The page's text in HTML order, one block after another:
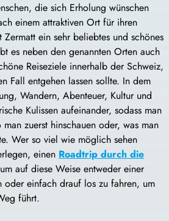
die sich Erholung wünschen
einem attraktiven Ort für ihren
ein sehr beliebtes und schönes
es neben den genannten Orten auch
Reiseziele innerhalb der Schweiz,
Fall entgehen lassen sollte. In dem
Wandern, Abenteuer, Kultur und
Kulissen aufeinander, sodass man
zuerst hinschauen oder, was man
Wer so viel wie möglich sehen
einen Roadtrip durch die
auf diese Weise entweder einer
oder einfach drauf los zu fahren, um
führt.